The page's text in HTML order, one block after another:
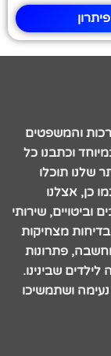
והמשפטים
וכתבנו כל
שלנו תוכלו
כן, אצלנו
וביטויים, שירותי
מצחיקות
פתרונות
שבינינו.
ושתמשיכו